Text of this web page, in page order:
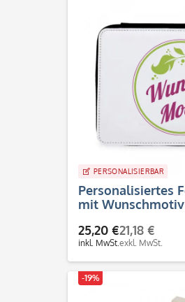
PERSONALISIERBAR
Personalisiertes
mit
25,20 €
inkl. MwSt.
21,18 €
exkl. MwSt.
-19%